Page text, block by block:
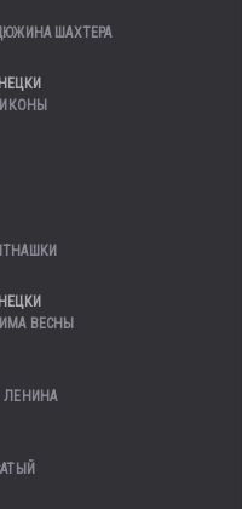
ШАХТЕРА
ВЕСНЫ
ЛЕНИНА